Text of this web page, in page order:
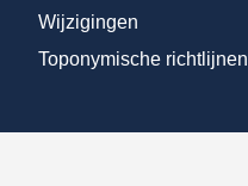
Wijzigingen
Toponymische richtlijnen